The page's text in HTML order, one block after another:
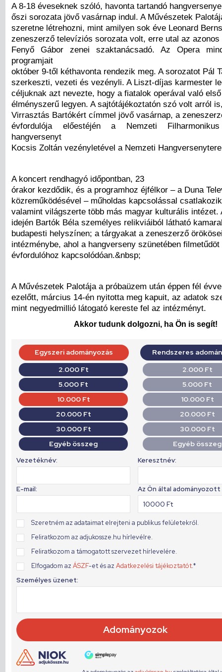
A 8-18 éveseknek szóló, havonta tartandó
őszi sorozata jövő vasárnap indul. A Művészetek
szeretne létrehozni, mint amilyen sok éve Leonard
zeneszerző televíziós sorozata volt, erre utal az
Fenyő Gábor zenei szaktanácsadó. Az Opera
programjait
október 9-től kéthavonta rendezik meg. A sorozatot Pál
szerkeszti, vezeti és vezényli. A Liszt-díjas karmester
céljuknak azt nevezte, hogy a fiatalok operával való
élményszerű legyen. A sajtótájékoztatón szó volt arról
Virrasztás Bartókért címmel jövő vasárnap, a
évfordulója előestéjén a Nemzeti
hangversenyt
Kocsis Zoltán vezényletével a Nemzeti
A koncert rendhagyó időpontban, 23
órakor kezdődik, és a programhoz éjfélkor – a Duna
közreműködésével – műholdas kapcsolással
valamint világszerte több más magyar kulturális intézet.
idején Bartók Béla személyes relikviáiból látható
budapesti helyszínen; a tárgyakat a zeneszerző
intézménybe, ahol a hangverseny szünetében
évfordulóhoz kapcsolódóan.&nbsp;
A Művészetek Palotája a próbaüzem után éppen fél
ezelőtt, március 14-én nyitotta meg kapuit, az adatok
mint negyedmillió látogató kereste fel az intézményt.
Akkor tudunk dolgozni, ha Ön is segít!